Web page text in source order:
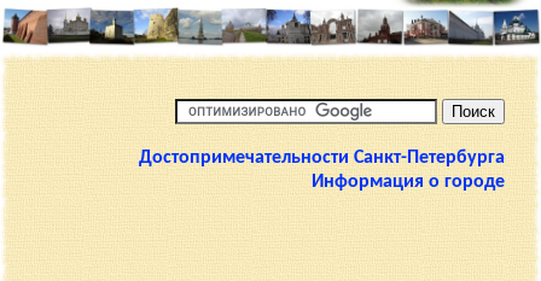
Достопримечательности Санкт-Петербурга
Информация о городе